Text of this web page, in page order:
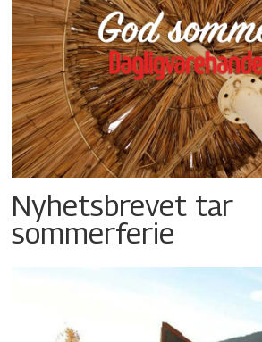
Nyhetsbrevet tar
sommerferie